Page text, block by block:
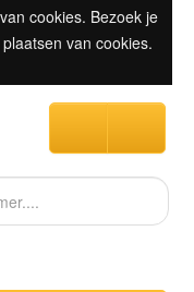
cookies. Bezoek je
van cookies.